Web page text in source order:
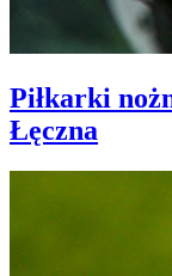
Piłkarki
Łęczna